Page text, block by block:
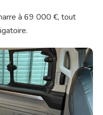
à 69 000 €, tout